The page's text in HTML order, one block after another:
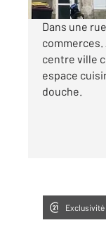
Dans une
centre ville
espace
douche.
Exclusivité